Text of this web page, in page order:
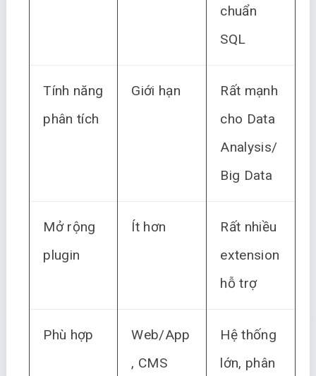
chuẩn
SQL
Tính năng
phân tích
Giới hạn
Rất mạnh
cho Data
Analysis/
Big Data
Mở rộng
plugin
Ít hơn
Rất nhiều
extension
hỗ trợ
Phù hợp
Web/App
, CMS
Hệ thống
lớn, phân